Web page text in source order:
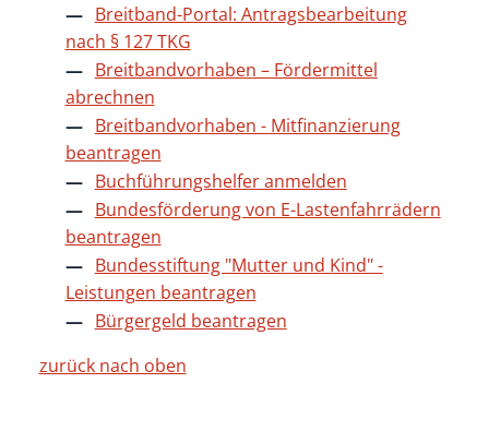
Breitband-Portal: Antragsbearbeitung
nach § 127 TKG
Breitbandvorhaben – Fördermittel
abrechnen
Breitbandvorhaben - Mitfinanzierung
beantragen
Buchführungshelfer anmelden
Bundesförderung von E-Lastenfahrrädern
beantragen
Bundesstiftung "Mutter und Kind" -
Leistungen beantragen
Bürgergeld beantragen
zurück nach oben